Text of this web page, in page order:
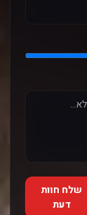
שלח חוות
דעת